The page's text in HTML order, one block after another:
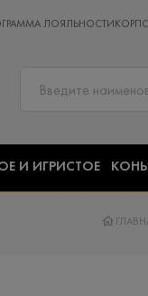
ЛОЯЛЬНОСТИ
И ИГРИСТОЕ